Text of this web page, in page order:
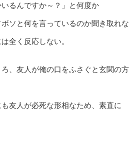
るんですか～？」と何度か
ソと何を言っているのか聞き取れ
全く反応しない。
、友人が俺の口をふさぐと玄関の
友人が必死な形相なため、素直に